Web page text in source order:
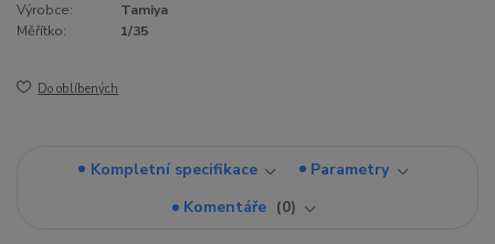
Výrobce:
Tamiya
Měřítko:
1/35
Do oblíbených
Kompletní specifikace
Parametry
Komentáře
0